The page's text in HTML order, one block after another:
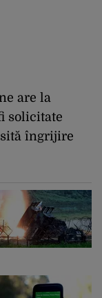
are la
solicitate
îngrijire